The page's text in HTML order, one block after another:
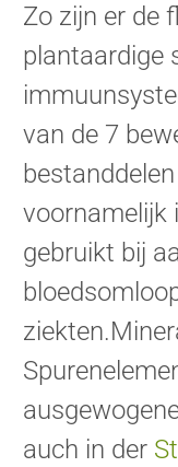
Zo zijn er de
plantaardige
van de 7
voornamelijk
gebruikt bij
auch in der